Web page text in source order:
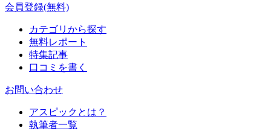
会員登録(無料)
カテゴリから探す
無料レポート
特集記事
口コミを書く
お問い合わせ
アスピックとは？
執筆者一覧